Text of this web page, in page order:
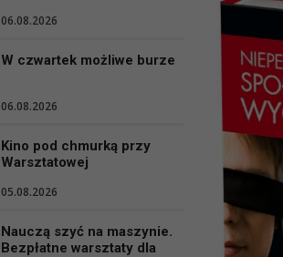
06.08.2026
W czwartek możliwe burze
06.08.2026
Kino pod chmurką przy
Warsztatowej
05.08.2026
Nauczą szyć na maszynie.
Bezpłatne warsztaty dla